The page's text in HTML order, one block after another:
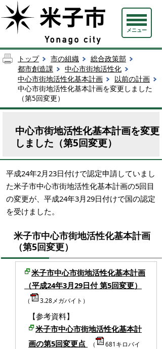
メニュー
トップ 市の組織
総合政策部
都市創造課
中心市街地活性化
中心市街地活性化基本計画
以前の計画
中心市街地活性化基本計画を変更しました
（第5回変更）
中心市街地活性化基本計画を変更
しました（第5回変更）
平成24年2月23日付けで認定申請していまし
た米子市中心市街地活性化基本計画の5回目
の変更が、平成24年3月29日付けで国の認定
を受けました。
米子市中心市街地活性化基本計画
（第5回変更）
米子市中心市街地活性化基本計画
（平成24年3月29日付 第5回変更）
（ 3.28メガバイト）
【参考資料】
米子市中心市街地活性化基本計
画の第5回変更点
（
681キロバイ